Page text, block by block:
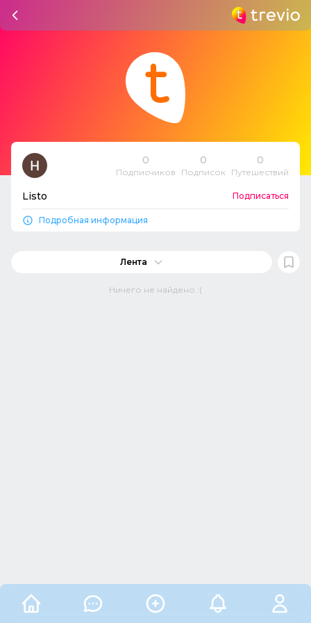
0
Подписчиков
0
Подписок
0
Путешествий
Listo Подписаться
Подробная информация
Лента
Ничего не найдено :(